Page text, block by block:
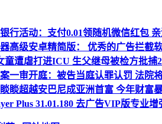
行活动：支付0.01领随机微信红包
高级安卓精简版： 优秀的广告拦截
童遭虐打进ICU 生父继母被检方批捕
一审开庭：被告当庭认罪认罚 法院
睒超越安巴尼成亚洲首富 今年财富
Plus 31.01.180 去广告VIP版专业增